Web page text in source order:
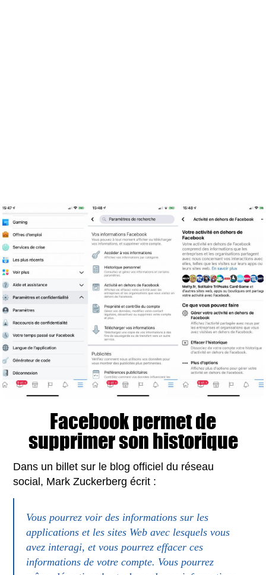
Facebook permet de
supprimer son historique
Dans un billet sur le blog officiel du réseau
social, Mark Zuckerberg écrit :
Vous pourrez voir des informations sur les
applications et les sites Web avec lesquels vous
avez interagi, et vous pourrez effacer ces
informations de votre compte. Vous pourrez